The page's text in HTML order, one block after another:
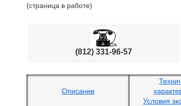
(страница в работе)
(812) 331-96-57
Описание
Условия